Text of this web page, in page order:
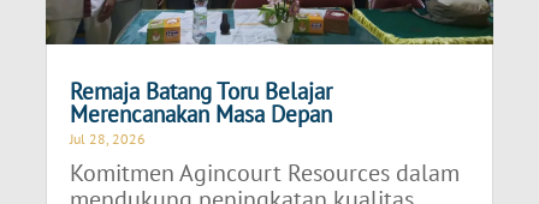
Remaja Batang Toru Belajar
Merencanakan Masa Depan
Jul 28, 2026
Komitmen Agincourt Resources dalam